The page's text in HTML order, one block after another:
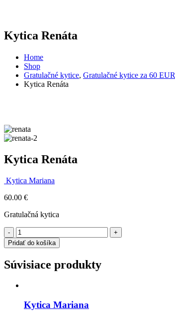
Kytica Renáta
Home
Shop
Gratulačné kytice, Gratulačné kytice za 60 EUR
Kytica Renáta
Kytica Renáta
Kytica Mariana
60.00 €
Gratulačná kytica
-
+
Pridať do košíka
Súvisiace produkty
Kytica Mariana